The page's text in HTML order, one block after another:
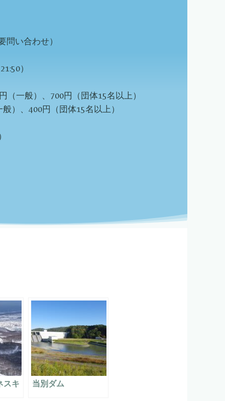
問い合わせ）
）
（一般）、700円（団体15名以上）
）、400円（団体15名以上）
スキ 当別ダム